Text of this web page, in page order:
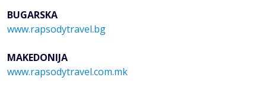
BUGARSKA
www.rapsodytravel.bg
MAKEDONIJA
www.rapsodytravel.com.mk